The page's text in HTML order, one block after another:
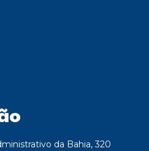
da Bahia, 320